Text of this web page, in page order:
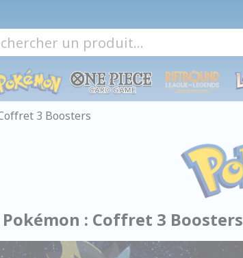
3 Boosters
: Coffret 3 Boosters